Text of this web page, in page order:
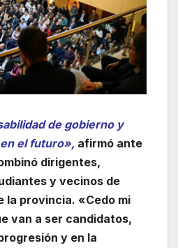
de gobierno y
el futuro», afirmó ante
dirigentes,
y vecinos de
la provincia. «Cedo mi
van a ser candidatos,
y en la